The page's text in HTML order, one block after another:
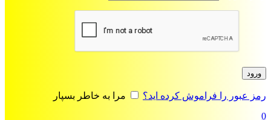
ورود
رمز عبور را فراموش کرده اید؟
مرا به خاطر بسپار
0